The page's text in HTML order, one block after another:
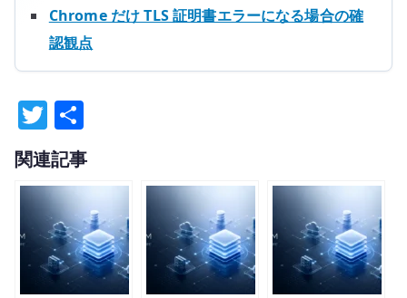
Chrome だけ TLS 証明書エラーになる場合の確
認観点
T
w
it
te
r
有
関連記事